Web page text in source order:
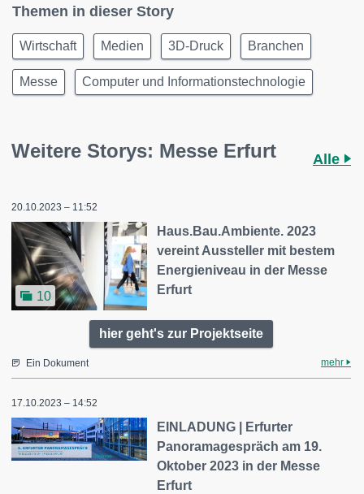
Themen in dieser Story
Wirtschaft Medien 3D-Druck Branchen
Messe Computer und Informationstechnologie
Weitere Storys: Messe Erfurt Alle
20.10.2023 – 11:52
10
Haus.Bau.Ambiente. 2023
vereint Aussteller mit bestem
Energieniveau in der Messe
Erfurt
hier geht's zur Projektseite
Ein Dokument mehr
17.10.2023 – 14:52
EINLADUNG | Erfurter
Panoramagespräch am 19.
Oktober 2023 in der Messe
Erfurt